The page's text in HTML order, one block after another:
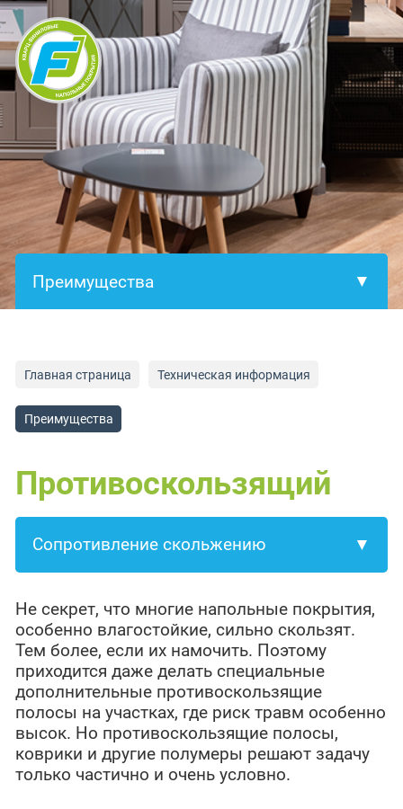
Главная страница Техническая информация
Преимущества
Противоскользящий
Не секрет, что многие напольные покрытия,
особенно влагостойкие, сильно скользят.
Тем более, если их намочить. Поэтому
приходится даже делать специальные
дополнительные противоскользящие
полосы на участках, где риск травм особенно
высок. Но противоскользящие полосы,
коврики и другие полумеры решают задачу
только частично и очень условно.
×